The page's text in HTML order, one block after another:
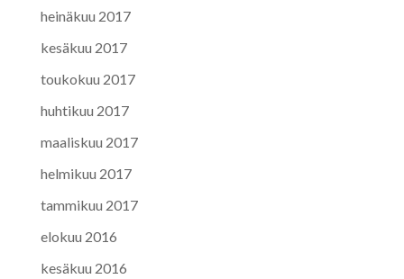
heinäkuu 2017
kesäkuu 2017
toukokuu 2017
huhtikuu 2017
maaliskuu 2017
helmikuu 2017
tammikuu 2017
elokuu 2016
kesäkuu 2016